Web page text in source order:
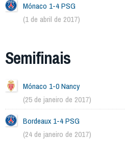
Mónaco 1-4 PSG
(1 de abril de 2017)
Semifinais
Mónaco 1-0 Nancy
(25 de janeiro de 2017)
Bordeaux 1-4 PSG
(24 de janeiro de 2017)